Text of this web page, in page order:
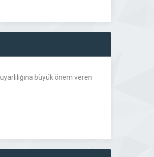
büyük önem veren